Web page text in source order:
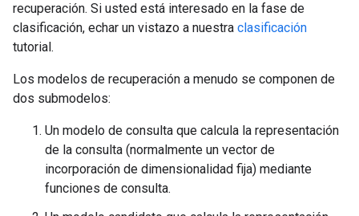
recuperación. Si usted está interesado en la fase de
clasificación, echar un vistazo a nuestra clasificación
tutorial.
Los modelos de recuperación a menudo se componen de
dos submodelos:
Un modelo de consulta que calcula la representación
de la consulta (normalmente un vector de
incorporación de dimensionalidad fija) mediante
funciones de consulta.